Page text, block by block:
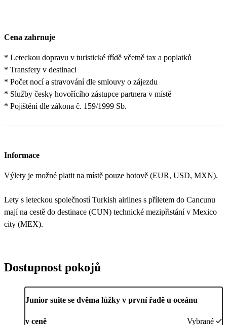
Cena zahrnuje
* Leteckou dopravu v turistické třídě včetně tax a poplatků
* Transfery v destinaci
* Počet nocí a stravování dle smlouvy o zájezdu
* Služby česky hovořícího zástupce partnera v místě
* Pojištění dle zákona č. 159/1999 Sb.
Informace
Výlety je možné platit na místě pouze hotově (EUR, USD, MXN).
Lety s leteckou společností Turkish airlines s příletem do Cancunu
mají na cestě do destinace (CUN) technické mezipřistání v Mexico
city (MEX).
Dostupnost pokojů
Junior suite se dvěma lůžky v první řadě u oceánu
v ceně Vybrané